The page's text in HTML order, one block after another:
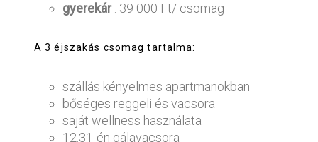
gyerekár : 39 000 Ft/ csomag
A 3 éjszakás csomag tartalma:
szállás kényelmes apartmanokban
bőséges reggeli és vacsora
saját wellness használata
12.31-én gálavacsora